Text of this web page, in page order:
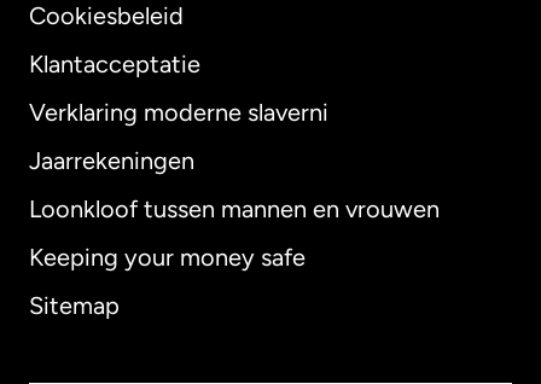
Cookiesbeleid
Klantacceptatie
Verklaring moderne slaverni
Jaarrekeningen
Loonkloof tussen mannen en vrouwen
Keeping your money safe
Sitemap
Internationaal English
Australië